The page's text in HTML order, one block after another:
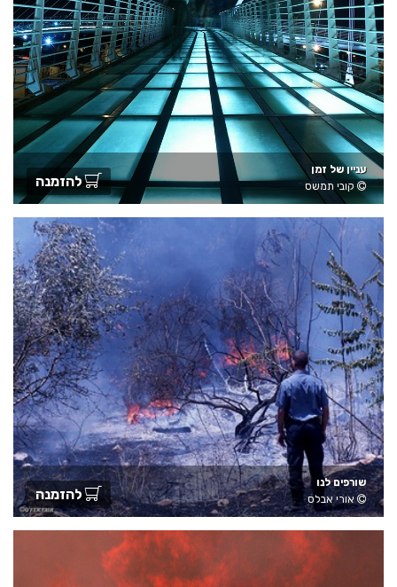
עניין של זמן
קובי תמשס
להזמנה
שורפים לנו
אורי אבלס
להזמנה